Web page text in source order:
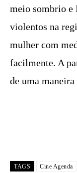
meio sombrio e
violentos na
mulher com
facilmente. A
de uma maneira
TAGS Cine Agenda